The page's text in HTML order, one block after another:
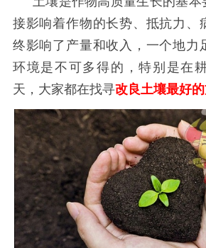
接影响着作物的长势、抵抗力、
终影响了产量和收入，一个地力
环境是不可多得的，特别是在
天，大家都在找寻改良土壤最好